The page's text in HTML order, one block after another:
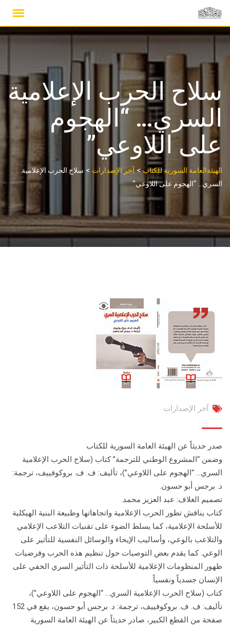
content
سلاح الحرب الإعلامية
السري… “الهجوم
على اللاوعي”
الهيئةالعامة السورية للكتاب>آخر الإصدارات > سلاح الحرب الإعلامية
السري… “الهجوم على اللاوعي”
آخر الإصدارات
صدر حديثاً عن الهيئة العامة السورية للكتاب
وضمن “المشروع الوطني للترجمة” كتاب (سلاح الحرب الإعلامية
السري… “الهجوم على اللاوعي”)، تأليف: ف. ف. بروكوفييف، ترجمة:
د. برجس أبو حسون.
تصميم الغلاف: عبد العزيز محمد.
كتاب يناقش تطور الحرب الإعلامية واتجاهاتها وطبيعة البنية الهيكلية
للأسلحة الإعلامية، كما يسلط الضوء على تقنيات التلاعب الإعلامي
والتلاعب بالوعي، وأساليب الإيحاء والوسائل النفسية للتأثير على
الوعي. كما يقدم بعض التوصيات حول تنظيم هذه الحرب وفرضيات
ظهور المنظومات الإعلامية للأسلحة ذات التأثير السري الخفي على
الإنسان جسدياً ونفسياً.
كتاب (سلاح الحرب الإعلامية السري… “الهجوم على اللاوعي”)،
تأليف: ف. ف. بروكوفييف، ترجمة: د. برجس أبو حسون، يقع في 152
صفحة من القطع الكبير، صادر حديثاً عن الهيئة العامة السورية